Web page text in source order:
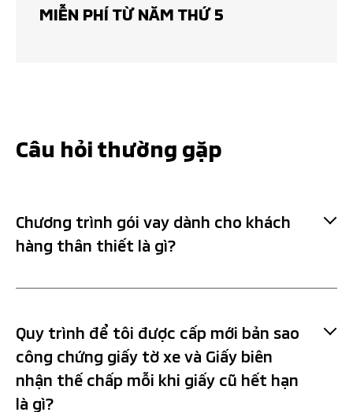
MIỄN PHÍ TỪ NĂM THỨ 5
Câu hỏi thường gặp
Chương trình gói vay dành cho khách
hàng thân thiết là gì?
lãi suất thấp hơn (tùy từng thời điểm chương trình)
so với lãi suất của gói vay Mitsubishi Auto Finance
thông thường, dành cho khách hàng đang sở hữu xe Ô
tô Mitsubishi quay lại tiếp tục mua xe hoặc đổi xe cũ
Quy trình để tôi được cấp mới bản sao
công chứng giấy tờ xe và Giấy biên
nhận thế chấp mỗi khi giấy cũ hết hạn
là gì?